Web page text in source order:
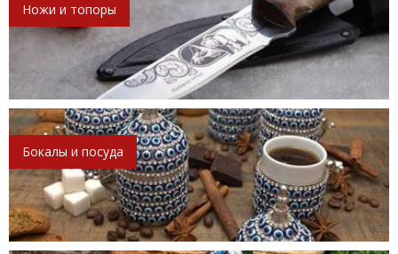
Ножи и топоры
Бокалы и посуда